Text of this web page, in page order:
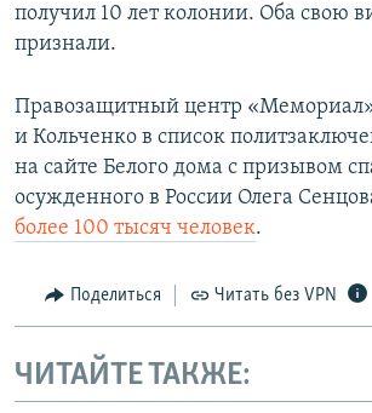
получил 10 лет колонии. Оба свою
признали.
Правозащитный центр
и Кольченко в список
на сайте Белого дома с призывом
осужденного в России Олега
более 100 тысяч человек.
Поделиться Читать без VPN
ЧИТАЙТЕ ТАКЖЕ: